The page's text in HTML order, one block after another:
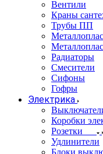
Вентили
Краны
Трубы ПП
Радиаторы
Смесители
Сифоны
Гофры
Электрика
Коробки
Розетки
Удлинители
Блоки